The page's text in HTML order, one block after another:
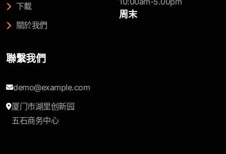
下載
關於我們
周末
聯繫我們
demo@example.com
厦门市湖里创新园
五石商务中心